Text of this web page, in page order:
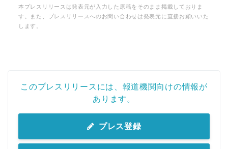
本プレスリリースは発表元が入力した原稿をそのまま掲載しておりま
す。また、プレスリリースへのお問い合わせは発表元に直接お願いいた
します。
このプレスリリースには、報道機関向けの情報が
あります。
プレス登録